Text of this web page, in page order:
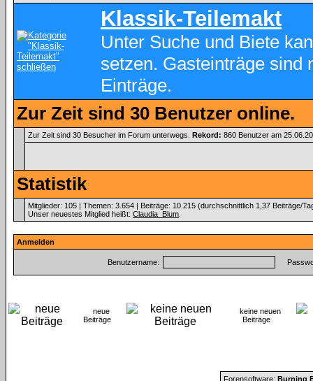
Klassik-Teilemakt
Unter Suche und Biete
setzen. Gasteinträge sind
Einträge.
Zur Zeit sind 30 Benutzer online.
Zur Zeit sind 30 Besucher im Forum unterwegs. Rekord: 860 Benutzer am
Statistik
Mitglieder: 105 | Themen: 3.654 | Beiträge: 10.215 (durchschnittlich 1,37 Beiträge/
Unser neuestes Mitglied heißt: Claudia_Blum
Anmelden
Benutzername:
neue
Beiträge
keine neuen
Beiträge
Forensoftware: Burning